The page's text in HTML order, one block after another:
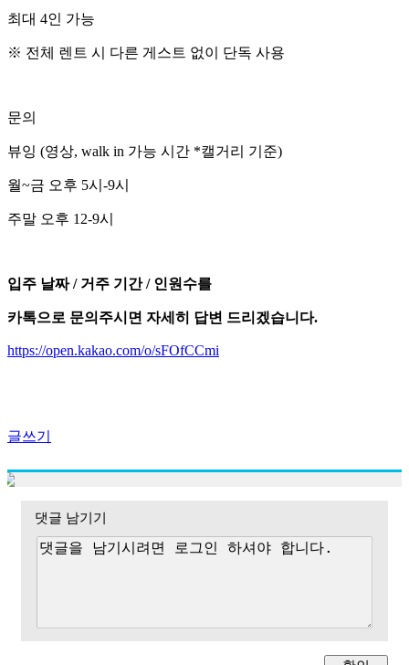
최대 4인 가능
※ 전체 렌트 시 다른 게스트 없이 단독 사용
문의
뷰잉 (영상, walk in 가능 시간 *캘거리 기준)
월~금 오후 5시-9시
주말 오후 12-9시
입주 날짜 / 거주 기간 / 인원수를
카톡으로 문의주시면 자세히 답변 드리겠습니다.
https://open.kakao.com/o/sFOfCCmi
글쓰기
댓글 남기기